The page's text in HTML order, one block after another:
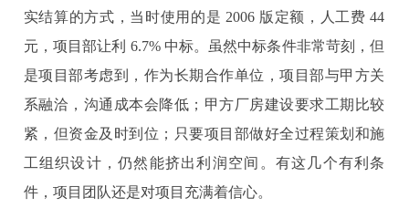
实结算的方式，当时使用的是 2006 版定额，人工费 44
元，项目部让利 6.7% 中标。虽然中标条件非常苛刻，但
是项目部考虑到，作为长期合作单位，项目部与甲方关
系融洽，沟通成本会降低；甲方厂房建设要求工期比较
紧，但资金及时到位；只要项目部做好全过程策划和施
工组织设计，仍然能挤出利润空间。有这几个有利条
件，项目团队还是对项目充满着信心。